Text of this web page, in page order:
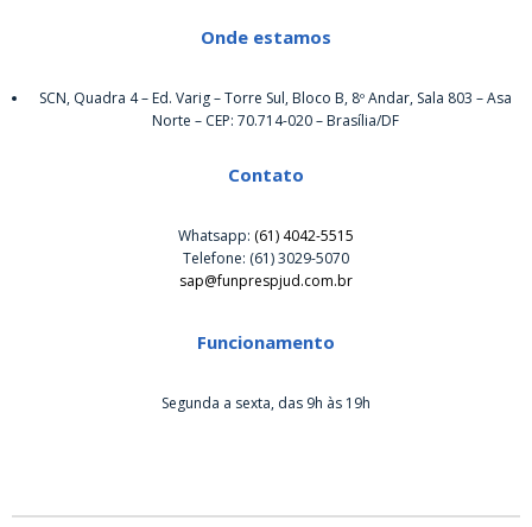
Onde estamos
SCN, Quadra 4 – Ed. Varig – Torre Sul, Bloco B, 8º Andar, Sala 803 – Asa
Norte – CEP: 70.714-020 – Brasília/DF
Contato
Whatsapp: (61) 4042-5515
Telefone: (61) 3029-5070
sap@funprespjud.com.br
Funcionamento
Segunda a sexta, das 9h às 19h